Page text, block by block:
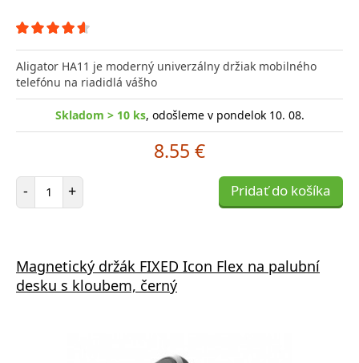
Aligator HA11 je moderný univerzálny držiak mobilného
telefónu na riadidlá vášho
Skladom > 10 ks, odošleme v pondelok 10. 08.
8.55 €
- Počet položiek
+ Pridať do košíka
Magnetický držák FIXED Icon Flex na palubní
desku s kloubem, černý